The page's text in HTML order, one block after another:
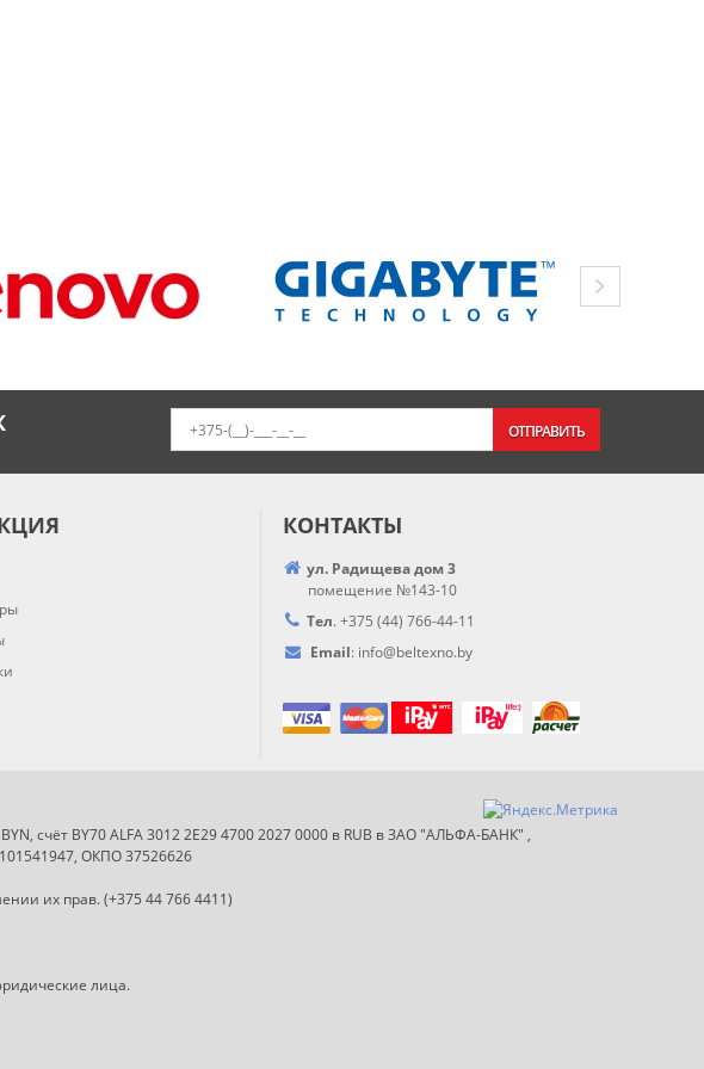
ОТПРАВИТЬ
КОНТАКТЫ
ул. Радищева дом 3
помещение №143-10
Тел. +375 (44) 766-44-11
Email: info@beltexno.by
счёт BY70 ALFA 3012 2E29 4700 2027 0000 в RUB в ЗАО "АЛЬФА-БАНК" ,
ОКПО 37526626
их прав. (+375 44 766 4411)
лица.